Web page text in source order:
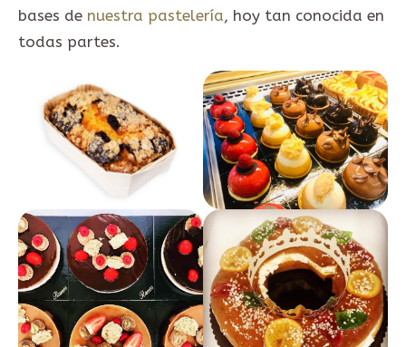
bases de nuestra pastelería, hoy tan conocida en
todas partes.